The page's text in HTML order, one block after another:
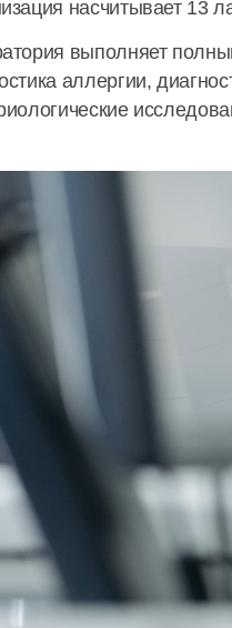
насчитывает 13
выполняет
аллергии,